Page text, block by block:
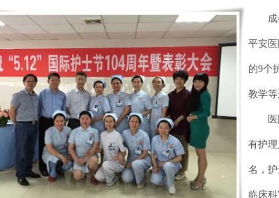
平安
的9个
教学等
有护
名，
临床